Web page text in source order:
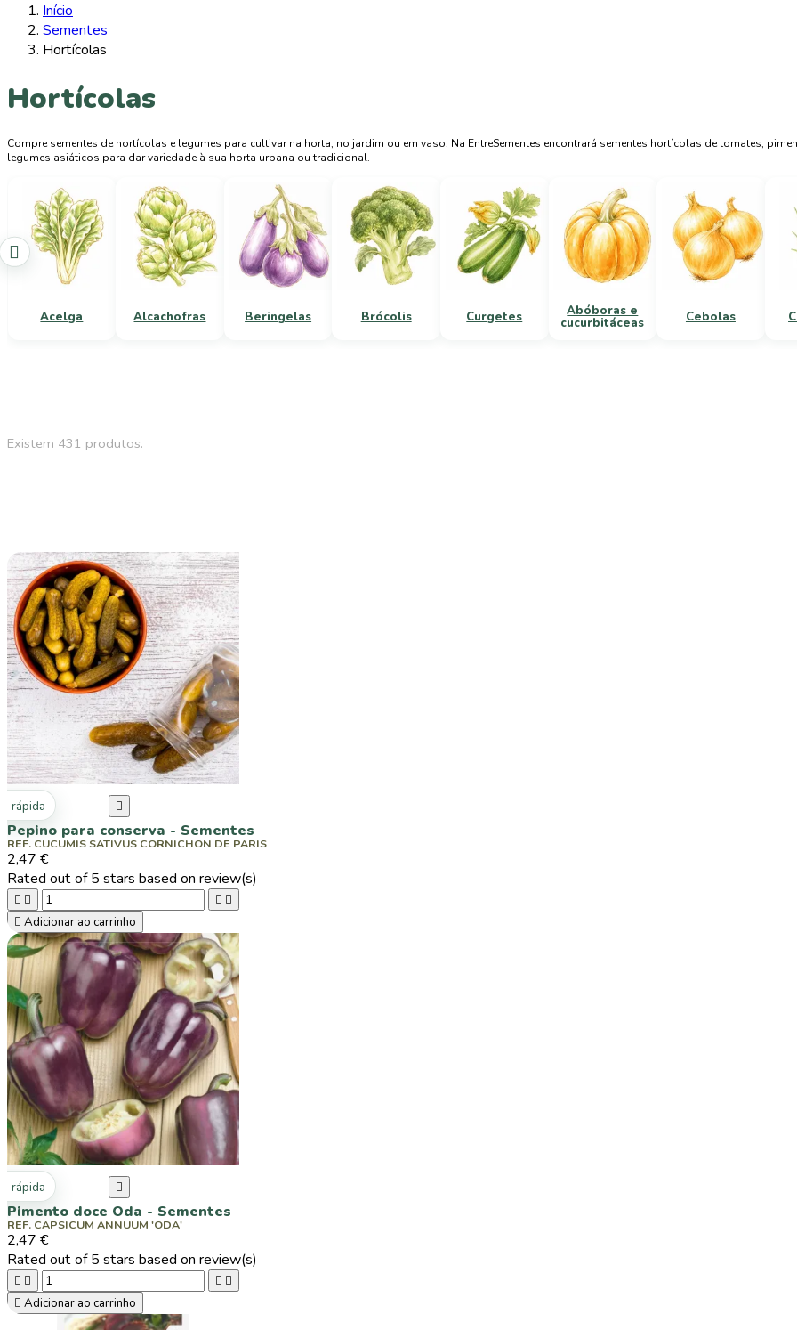
Início
Sementes
Hortícolas
Hortícolas
Compre sementes de hortícolas e legumes para cultivar na horta, no jardim ou em vaso. Na EntreSementes encontrará sementes hortícolas de tomates,
legumes asiáticos para dar variedade à sua horta urbana ou tradicional.

Acelga Alcachofras Beringelas Brócolis Curgetes Abóboras e
cucurbitáceas Cebolas
Existem 431 produtos.
rápida 
Pepino para conserva - Sementes
REF. CUCUMIS SATIVUS CORNICHON DE PARIS
2,47 €
Rated out of 5 stars based on review(s)
   
 Adicionar ao carrinho
rápida 
Pimento doce Oda - Sementes
REF. CAPSICUM ANNUUM 'ODA'
2,47 €
Rated out of 5 stars based on review(s)
   
 Adicionar ao carrinho